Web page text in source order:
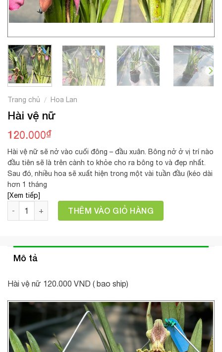
Trang chủ / Hoa Lan
Hài vệ nữ
120.000₫
Hài vệ nữ sẽ nở vào cuối đông – đầu xuân. Bông nở ở vị trí nào
đầu tiên sẽ là trên cành to khỏe cho ra bông to và đẹp nhất.
Sau đó, nhiều hoa sẽ xuất hiện trong một vài tuần đầu (kéo dài
hơn 1 tháng
[Xem tiếp]
Số lượng THÊM VÀO GIỎ HÀNG
Mô tả
Hài vệ nữ 120.000 VND ( bao ship)